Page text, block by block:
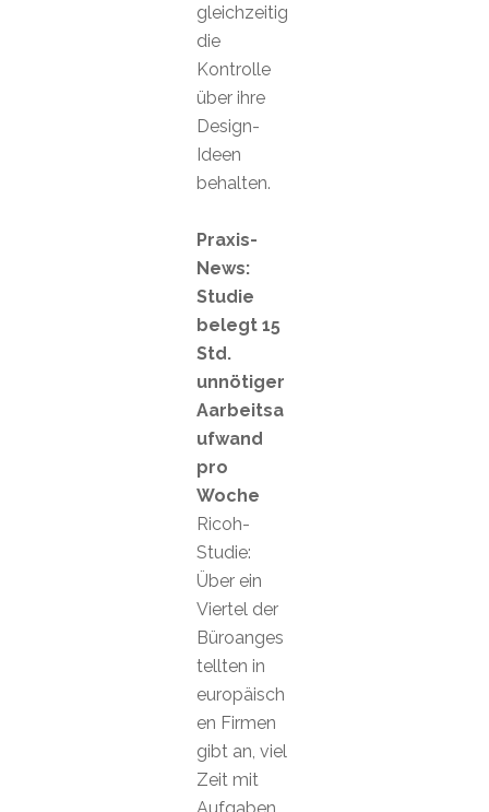
gleichzeitig
die
Kontrolle
über ihre
Design-
Ideen
behalten.
Praxis-
News:
Studie
belegt 15
Std.
unnötiger
Aarbeitsa
ufwand
pro
Woche
Ricoh-
Studie:
Über ein
Viertel der
Büroanges
tellten in
europäisch
en Firmen
gibt an, viel
Zeit mit
Aufgaben